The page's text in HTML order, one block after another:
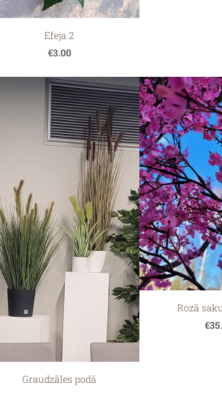
Efeja 2
€3.00
Graudzāles podā
Rozā